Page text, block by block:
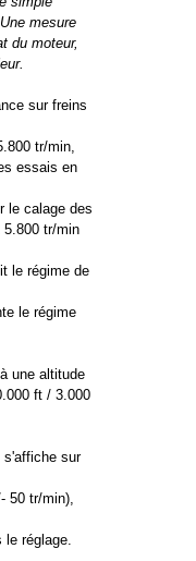
mesure
du moteur,
sur freins
tr/min,
essais en
le calage des
5.800 tr/min
le régime de
le régime
une altitude
ft / 3.000
s'affiche sur
50 tr/min),
réglage.